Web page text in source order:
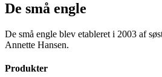
De små engle
De små engle blev etableret i 2003 af
Annette Hansen.
Produkter